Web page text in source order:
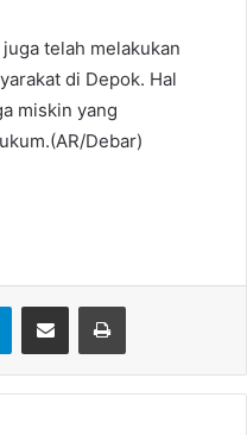
telah melakukan
di Depok. Hal
miskin yang
Debar)
Telegram